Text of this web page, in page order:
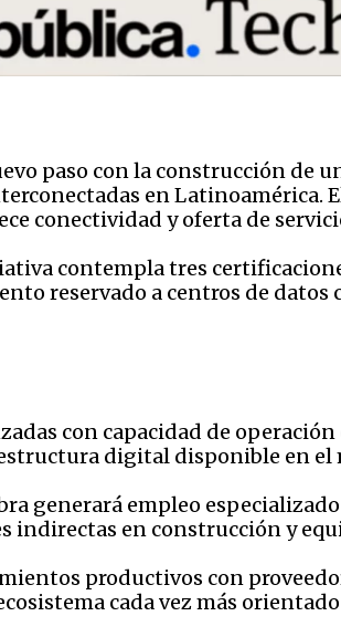
paso con la construcción de
en Latinoamérica.
conectividad y oferta de
contempla tres
reservado a centros de datos
con capacidad de
digital disponible en el
generará empleo
indirectas en construcción y
productivos con
cada vez más